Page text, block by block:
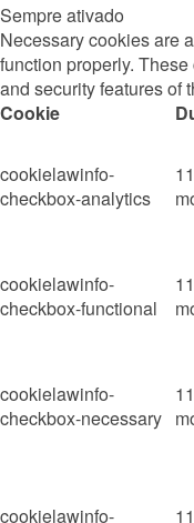
Sempre ativado
Necessary cookies are
function properly.
and security features of
Cookie
cookielawinfo-
checkbox-analytics
11
cookielawinfo-
checkbox-functional
11
cookielawinfo-
checkbox-necessary
11
cookielawinfo-
11